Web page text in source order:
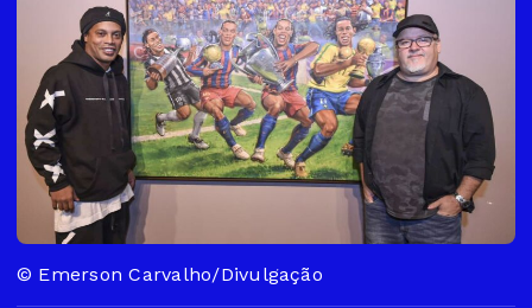
© Emerson Carvalho/Divulgação